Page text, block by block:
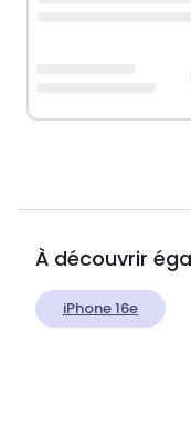
À découvrir
iPhone 16e